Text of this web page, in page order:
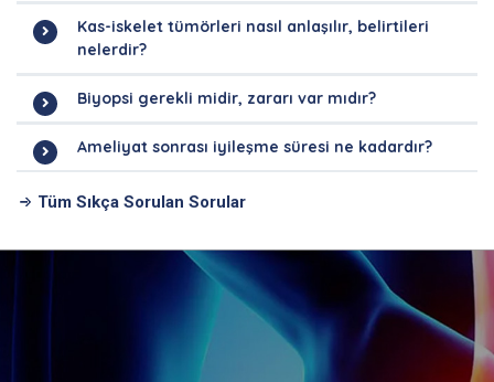
Kas-iskelet tümörleri nasıl anlaşılır, belirtileri
nelerdir?
Biyopsi gerekli midir, zararı var mıdır?
Ameliyat sonrası iyileşme süresi ne kadardır?
Tüm Sıkça Sorulan Sorular